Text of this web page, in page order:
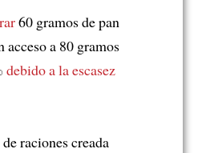
60 gramos de pan
acceso a 80 gramos
debido a la escasez
raciones creada